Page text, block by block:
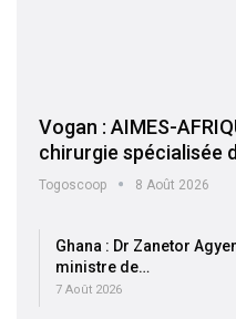
Vogan : AIMES-
chirurgie spécialisée
Togoscoop 8 Août 2026
Ghana : Dr Zanetor
ministre de…
7 Août 2026